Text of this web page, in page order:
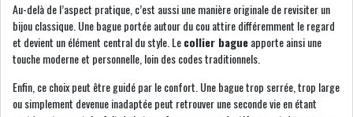
Au-delà de l’aspect pratique, c’est aussi une manière originale de revisiter un
bijou classique. Une bague portée autour du cou attire différemment le regard
et devient un élément central du style. Lecollier bagueapporte ainsi une
touche moderne et personnelle, loin des codes traditionnels.
Enfin, ce choix peut être guidé par le confort. Une bague trop serrée, trop large
ou simplement devenue inadaptée peut retrouver une seconde vie en étant